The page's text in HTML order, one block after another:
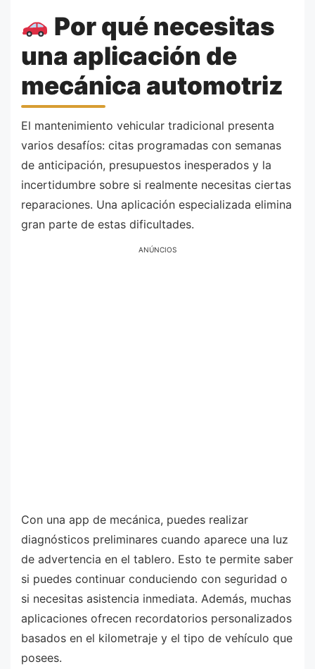
Por qué necesitas
una aplicación de
mecánica automotriz
El mantenimiento vehicular tradicional presenta
varios desafíos: citas programadas con semanas
de anticipación, presupuestos inesperados y la
incertidumbre sobre si realmente necesitas ciertas
reparaciones. Una aplicación especializada elimina
gran parte de estas dificultades.
ANÚNCIOS
Con una app de mecánica, puedes realizar
diagnósticos preliminares cuando aparece una luz
de advertencia en el tablero. Esto te permite saber
si puedes continuar conduciendo con seguridad o
si necesitas asistencia inmediata. Además, muchas
aplicaciones ofrecen recordatorios personalizados
basados en el kilometraje y el tipo de vehículo que
posees.